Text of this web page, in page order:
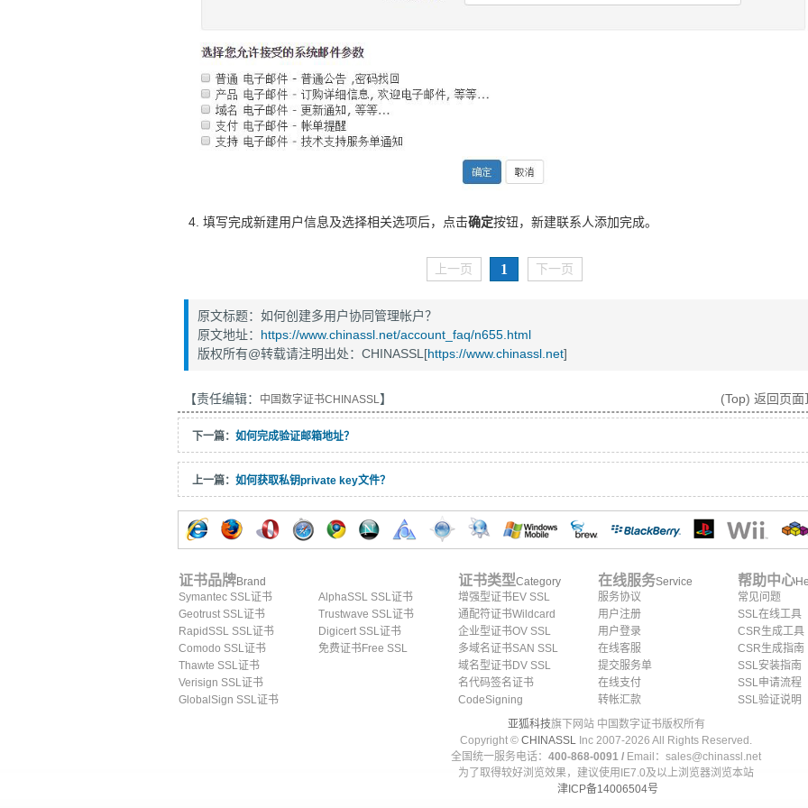
4. 填写完成新建用户信息及选择相关选项后，点击确定按钮，新建联系人添加完成。
上一页 1 下一页
原文标题：如何创建多用户协同管理帐户？
原文地址： https://www.chinassl.net/account_faq/n655.html
版权所有@转载请注明出处：CHINASSL[https://www.chinassl.net]
【责任编辑： 中国数字证书CHINASSL】 (Top) 返回页面
下一篇： 如何完成验证邮箱地址？
上一篇： 如何获取私钥private key文件？
证书品牌Brand
Symantec SSL证书
Geotrust SSL证书
RapidSSL SSL证书
Comodo SSL证书
Thawte SSL证书
Verisign SSL证书
GlobalSign SSL证书
AlphaSSL SSL证书
Trustwave SSL证书
Digicert SSL证书
免费证书Free SSL
证书类型Category
增强型证书EV SSL
通配符证书Wildcard
企业型证书OV SSL
多域名证书SAN SSL
域名型证书DV SSL
名代码签名证书
CodeSigning
在线服务Service
服务协议
用户注册
用户登录
在线客服
提交服务单
在线支付
转帐汇款
帮助中心
常见问题
SSL在线工具
CSR生成工具
CSR生成指南
SSL安装指南
SSL申请流程
SSL验证说明
亚狐科技旗下网站 中国数字证书版权所有
Copyright © CHINASSL Inc 2007-2026 All Rights Reserved.
全国统一服务电话： 400-868-0091 / Email：sales@chinassl.net
为了取得较好浏览效果，建议使用IE7.0及以上浏览器浏览本站
津ICP备14006504号